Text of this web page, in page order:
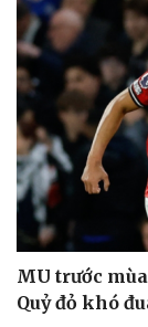
MU trước
Quỷ đỏ khó